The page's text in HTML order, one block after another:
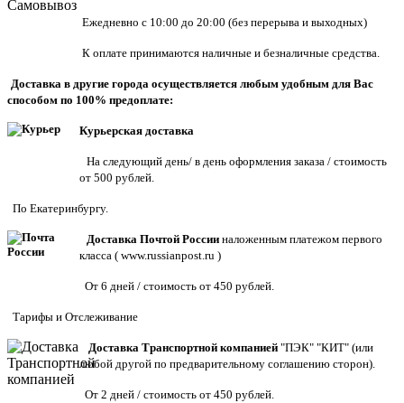
Ежедневно с 10:00 до 20:00 (без перерыва и выходных)
К оплате принимаются наличные и безналичные средства.
Доставка в другие города осуществляется любым удобным для Вас
способом по 100% предоплате:
Курьерская доставка
На следующий день/ в день оформления заказа / стоимость
от 500 рублей.
По Екатеринбургу.
Доставка Почтой России наложенным платежом первого
класса ( www.russianpost.ru )
От 6 дней / стоимость от 450 рублей.
Тарифы и Отслеживание
Доставка Транспортной компанией "ПЭК" "КИТ" (или
любой другой по предварительному соглашению сторон).
От 2 дней / стоимость от 450 рублей.